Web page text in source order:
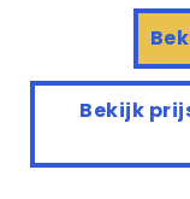
Bekijk